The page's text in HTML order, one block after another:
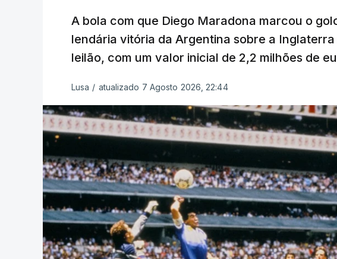
A bola com que Diego Maradona marcou o
lendária vitória da Argentina sobre a
leilão, com um valor inicial de 2,2 milhões de
Lusa / atualizado 7 Agosto 2026, 22:44